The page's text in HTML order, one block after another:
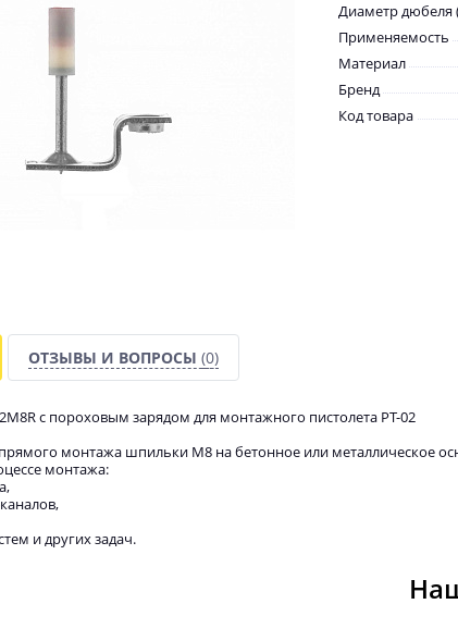
Диаметр
Применяемость
Материал
Бренд
Код товара
ОТЗЫВЫ И ВОПРОСЫ (0)
с пороховым зарядом для монтажного пистолета PT-02
монтажа шпильки M8 на бетонное или металлическое
монтажа:
и других задач.